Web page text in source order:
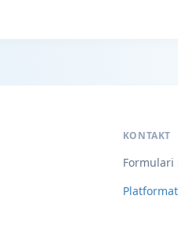
KONTAKT